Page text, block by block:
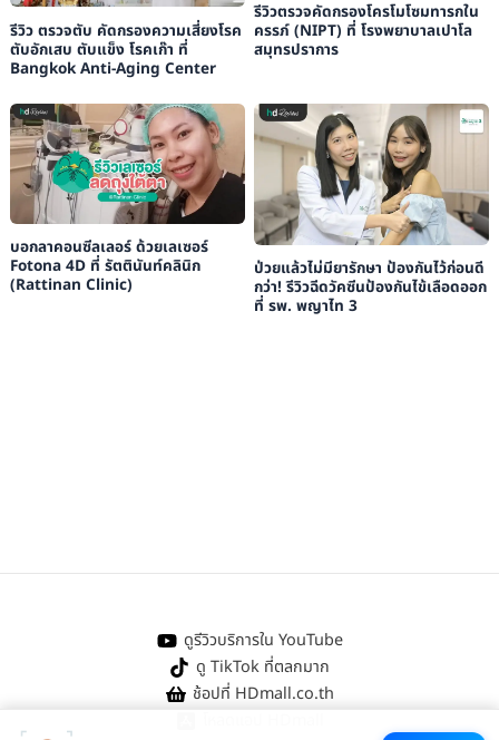
รีวิว ตรวจตับ คัดกรองความเสี่ยงโรค
ตับอักเสบ ตับแข็ง โรคเก๊า ที่
Bangkok Anti-Aging Center
รีวิวตรวจคัดกรองโครโมโซมทารกใน
ครรภ์ (NIPT) ที่ โรงพยาบาลเปาโล
สมุทรปราการ
บอกลาคอนซีลเลอร์ ด้วยเลเซอร์
Fotona 4D ที่ รัตตินันท์คลินิก
(Rattinan Clinic)
ป่วยแล้วไม่มียารักษา ป้องกันไว้ก่อนดี
กว่า! รีวิวฉีดวัคซีนป้องกันไข้เลือดออก
ที่ รพ. พญาไท 3
ดูรีวิวบริการใน YouTube
ดู TikTok ที่ตลกมาก
ช้อปที่ HDmall.co.th